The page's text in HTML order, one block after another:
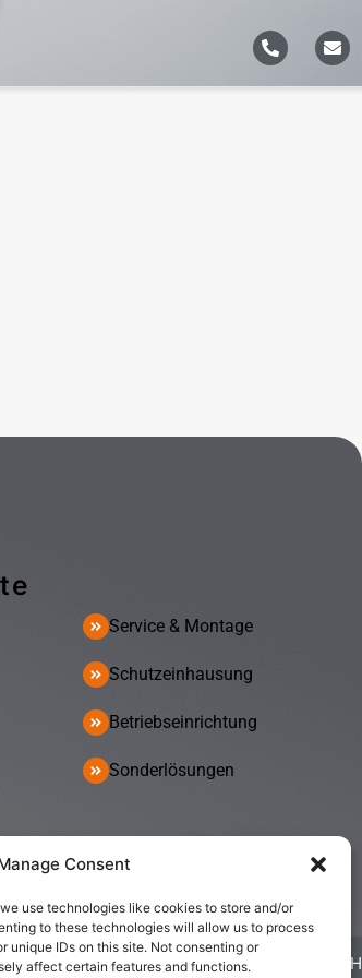
Consent
use technologies like cookies to store and/or
to these technologies will allow us to process
unique IDs on this site. Not consenting or
affect certain features and functions.
Service & Montage
Schutzeinhausung
Betriebseinrichtung
Sonderlösungen
Entwickelt von WERBAGO GmbH